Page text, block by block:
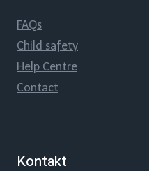
FAQs
Child safety
Help Centre
Contact
Kontakt